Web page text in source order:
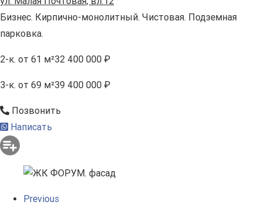
Бизнес. Кирпично-монолитный. Чистовая. Подземная
парковка.
2-к. от 61 м²32 400 000 ₽
3-к. от 69 м²39 400 000 ₽
Позвонить
Написать
Previous